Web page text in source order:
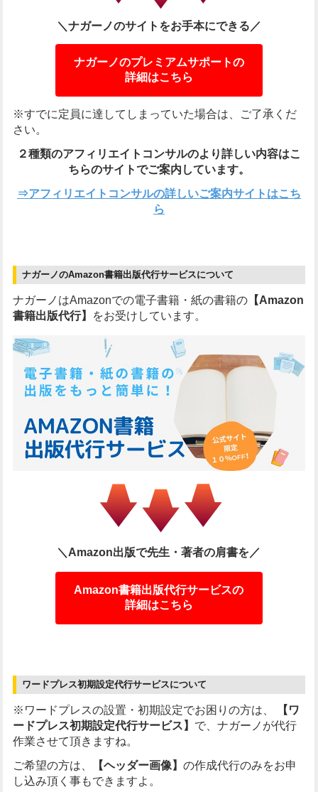
＼ナガーノのサイトをお手本にできる／
ナガーノのプレミアムサポートの
詳細はこちら
※すでに定員に達してしまっていた場合は、ご了承くだ
さい。
２種類のアフィリエイトコンサルのより詳しい内容はこ
ちらのサイトでご案内しています。
⇒アフィリエイトコンサルの詳しいご案内サイトはこち
ら
ナガーノのAmazon書籍出版代行サービスについて
ナガーノはAmazonでの電子書籍・紙の書籍の【Amazon
書籍出版代行】
をお受けしています。
＼Amazon出版で先生・著者の肩書を／
Amazon書籍出版代行サービスの
詳細はこちら
ワードプレス初期設定代行サービスについて
※ワードプレスの設置・初期設定でお困りの方は、
【ワ
ードプレス初期設定代行サービス】 で、ナガーノが代行
作業させて頂きますね。
ご希望の方は、
【ヘッダー画像】 の作成代行のみをお申
し込み頂く事もできますよ。